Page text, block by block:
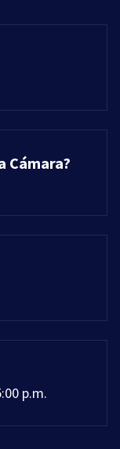
Cámara?
p.m.